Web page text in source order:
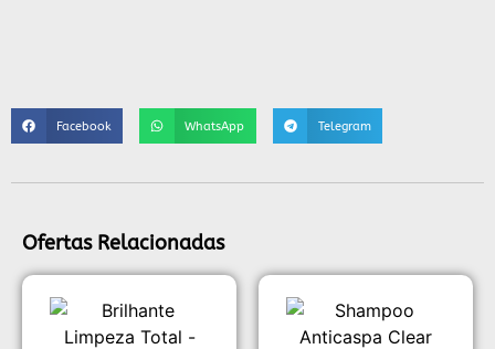
Facebook WhatsApp Telegram
Ofertas Relacionadas